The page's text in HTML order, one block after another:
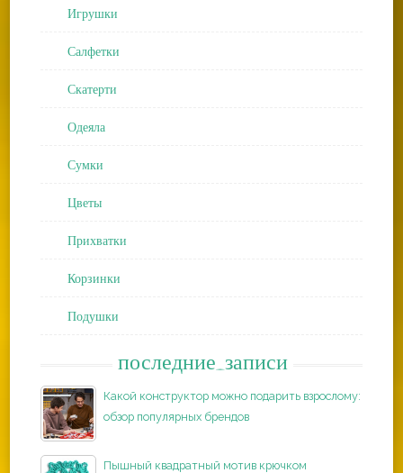
Игрушки
Салфетки
Скатерти
Одеяла
Сумки
Цветы
Прихватки
Корзинки
Подушки
последние_записи
Какой конструктор можно подарить взрослому:
обзор популярных брендов
Пышный квадратный мотив крючком